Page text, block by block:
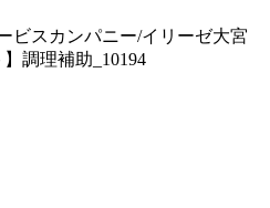
ビスカンパニー/イリーゼ大宮
調理補助_10194